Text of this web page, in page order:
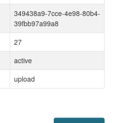
349438a9-7cce-4e98-80b4-
39fbb97a99a8
27
active
upload